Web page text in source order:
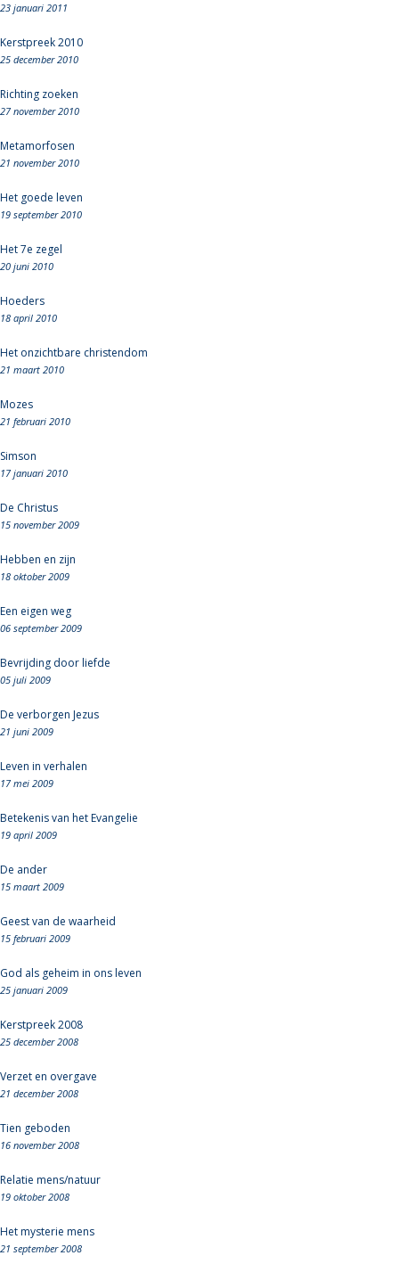
23 januari 2011
Kerstpreek 2010
25 december 2010
Richting zoeken
27 november 2010
Metamorfosen
21 november 2010
Het goede leven
19 september 2010
Het 7e zegel
20 juni 2010
Hoeders
18 april 2010
Het onzichtbare christendom
21 maart 2010
Mozes
21 februari 2010
Simson
17 januari 2010
De Christus
15 november 2009
Hebben en zijn
18 oktober 2009
Een eigen weg
06 september 2009
Bevrijding door liefde
05 juli 2009
De verborgen Jezus
21 juni 2009
Leven in verhalen
17 mei 2009
Betekenis van het Evangelie
19 april 2009
De ander
15 maart 2009
Geest van de waarheid
15 februari 2009
God als geheim in ons leven
25 januari 2009
Kerstpreek 2008
25 december 2008
Verzet en overgave
21 december 2008
Tien geboden
16 november 2008
Relatie mens/natuur
19 oktober 2008
Het mysterie mens
21 september 2008